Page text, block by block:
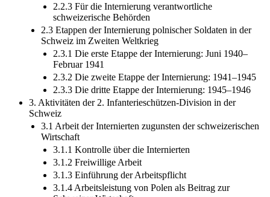
2.2.3 Für die Internierung verantwortliche
schweizerische Behörden
2.3 Etappen der Internierung polnischer Soldaten in der
Schweiz im Zweiten Weltkrieg
2.3.1 Die erste Etappe der Internierung: Juni 1940–
Februar 1941
2.3.2 Die zweite Etappe der Internierung: 1941–1945
2.3.3 Die dritte Etappe der Internierung: 1945–1946
3. Aktivitäten der 2. Infanterieschützen-Division in der
Schweiz
3.1 Arbeit der Internierten zugunsten der schweizerischen
Wirtschaft
3.1.1 Kontrolle über die Internierten
3.1.2 Freiwillige Arbeit
3.1.3 Einführung der Arbeitspflicht
3.1.4 Arbeitsleistung von Polen als Beitrag zur